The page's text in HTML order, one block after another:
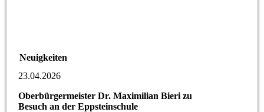
Neuigkeiten
23.04.2026
Oberbürgermeister Dr. Maximilian Bieri zu
Besuch an der Eppsteinschule